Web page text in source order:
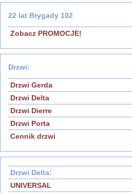
22 lat Brygady 102
Zobacz PROMOCJE!
Drzwi:
Drzwi Gerda
Drzwi Delta
Drzwi Dierre
Drzwi Porta
Cennik drzwi
Drzwi Delta:
UNIVERSAL